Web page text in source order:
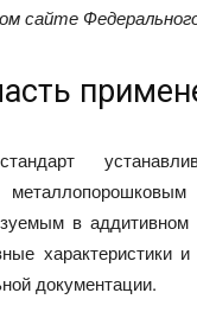
сайте
в аддитивном
характеристики и
документации.